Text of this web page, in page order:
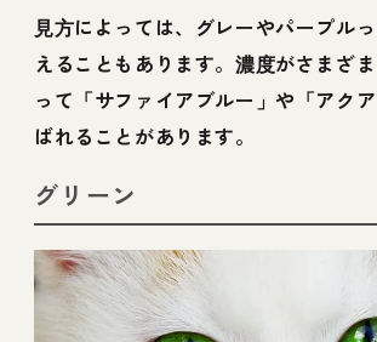
見方によっては、グレーやパープル
えることもあります。濃度がさまざ
って「サファイアブルー」や「アク
ばれることがあります。
グリーン